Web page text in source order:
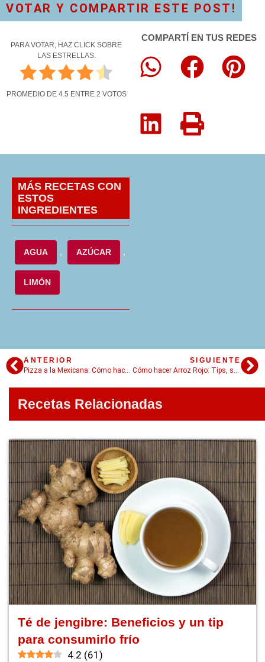
VOTAR Y COMPARTIR ESTE POST!
PARA VOTAR, HAZ CLICK SOBRE
LAS ESTRELLAS.
PROMEDIO DE 4.5 ENTRE 2 VOTOS
COMPARTÍ EN TUS REDES
MÁS RECETAS CON
ESTOS
INGREDIENTES
AGUA , AZÚCAR ,
LIMÓN
ANTERIOR
Pizza a la Mexicana: Cómo hacer una pizza clásica con sabores de Mexico
SIGUIENTE
Cómo hacer Arroz Rojo: Tips, secretos y 5 platos para disfrutar todo su sabor
Recetas Relacionadas
Té de jengibre: Beneficios y un tip
para consumirlo frío
4.2 (61 )